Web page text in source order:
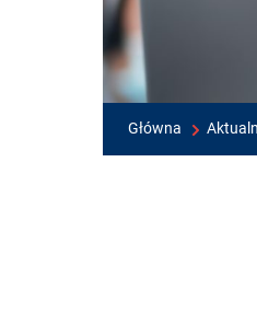
Główna